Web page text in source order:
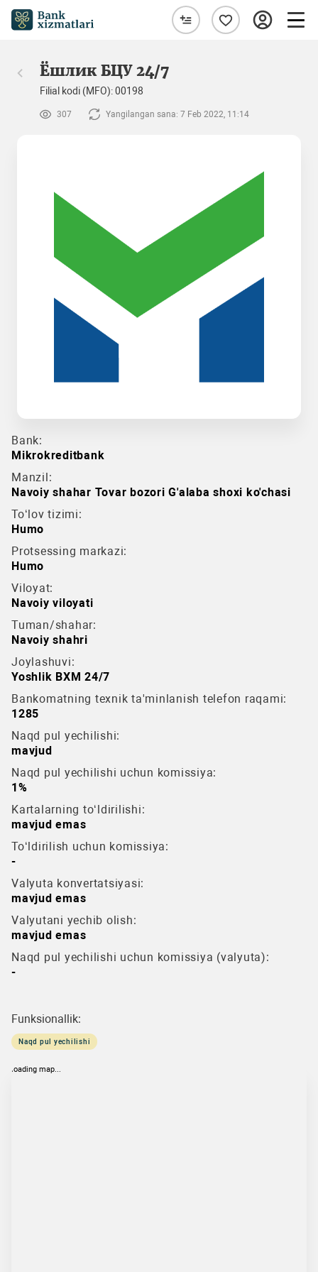
Ёшлик БЦУ 24/7
Filial kodi (MFO): 00198
307 Yangilangan sana: 7 Feb 2022, 11:14
Bank:
Mikrokreditbank
Manzil:
Navoiy shahar Tovar bozori G'alaba shoxi ko'chasi
To‘lov tizimi:
Humo
Protsessing markazi:
Humo
Viloyat:
Navoiy viloyati
Tuman/shahar:
Navoiy shahri
Joylashuvi:
Yoshlik BXM 24/7
Bankomatning texnik ta'minlanish telefon raqami:
1285
Naqd pul yechilishi:
mavjud
Naqd pul yechilishi uchun komissiya:
1%
Kartalarning to‘ldirilishi:
mavjud emas
To‘ldirilish uchun komissiya:
-
Valyuta konvertatsiyasi:
mavjud emas
Valyutani yechib olish:
mavjud emas
Naqd pul yechilishi uchun komissiya (valyuta):
-
Funksionallik:
Naqd pul yechilishi
loading map...